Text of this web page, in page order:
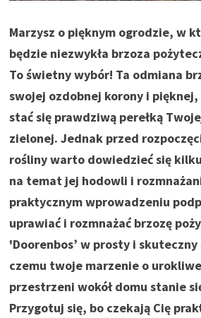
Marzysz o pięknym ogrodzie, w
będzie niezwykła brzoza
To świetny wybór! Ta odmiana
swojej ozdobnej korony i pięknej,
stać się prawdziwą perełką
zielonej. Jednak przed
rośliny warto dowiedzieć się
na temat jej hodowli i
praktycznym wprowadzeniu
uprawiać i rozmnażać brzozę
'Doorenbos’ w prosty i
czemu twoje marzenie o
przestrzeni wokół domu stanie
Przygotuj się, bo czekają Cię